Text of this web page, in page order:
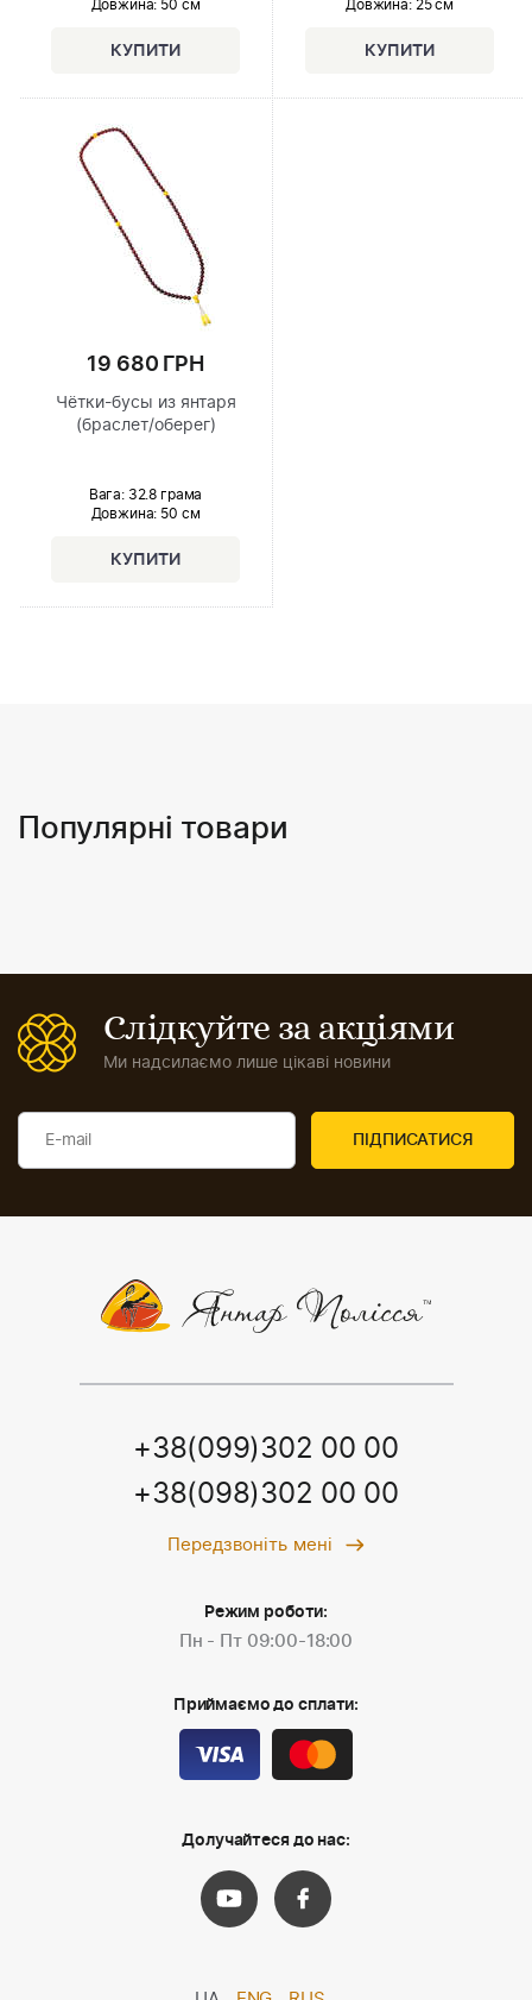
Довжина: 50 см
Довжина:25 см
19 680 ГРН
Чётки-бусы из янтаря
(браслет/оберег)
Вага: 32.8 грама
Довжина: 50 см
Популярні товари
Слідкуйте за акціями
Ми надсилаємо лише цікаві новини
+38(099)302 00 00
+38(098)302 00 00
Передзвоніть мені
Режим роботи:
Пн - Пт 09:00-18:00
Приймаємо до сплати:
Долучайтеся до нас: